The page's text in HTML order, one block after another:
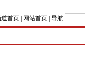
道首页 网站首页 导航